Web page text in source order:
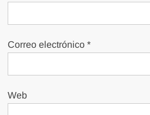
Correo electrónico*
Web